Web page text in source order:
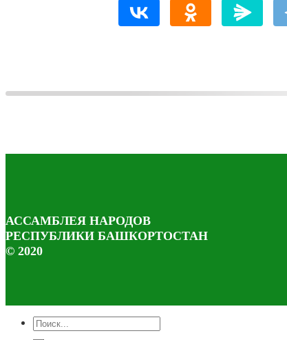
АССАМБЛЕЯ НАРОДОВ
РЕСПУБЛИКИ БАШКОРТОСТАН
© 2020